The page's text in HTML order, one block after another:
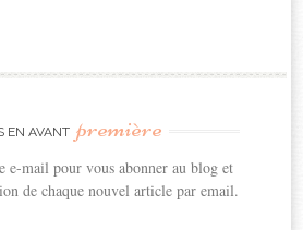
EN AVANT première
e-mail pour vous abonner au blog et
de chaque nouvel article par email.